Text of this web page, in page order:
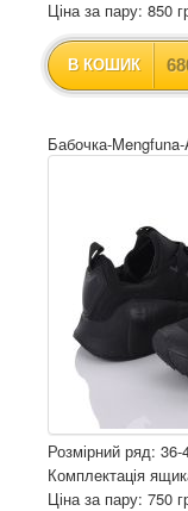
Ціна за пару: 850
В КОШИК
Бабочка-
Розмірний ряд: 36-
Комплектація
Ціна за пару: 750